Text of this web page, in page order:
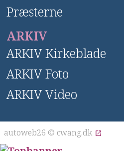
Præsterne
ARKIV
ARKIV Kirkeblade
ARKIV Foto
ARKIV Video
autoweb26 © cwang.dk open_in_new